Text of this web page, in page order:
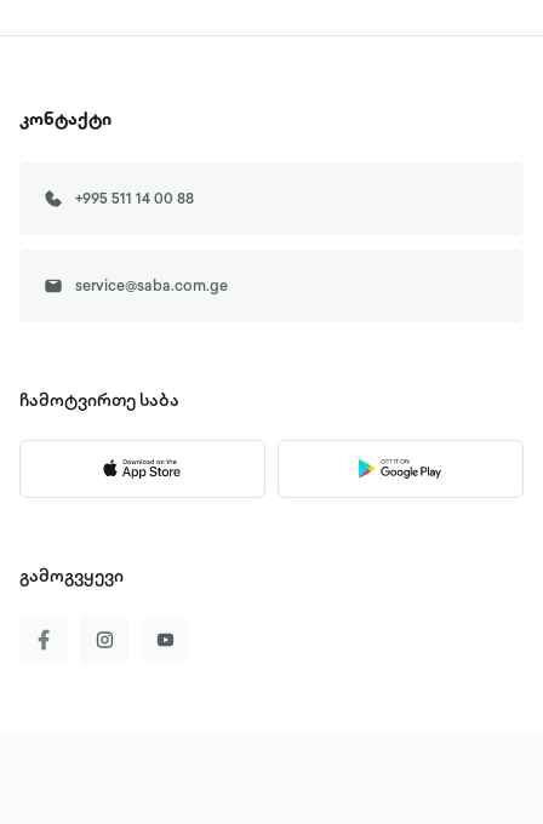
კონტაქტი
+995 511 14 00 88
service@saba.com.ge
ჩამოტვირთე საბა
გამოგვყევი